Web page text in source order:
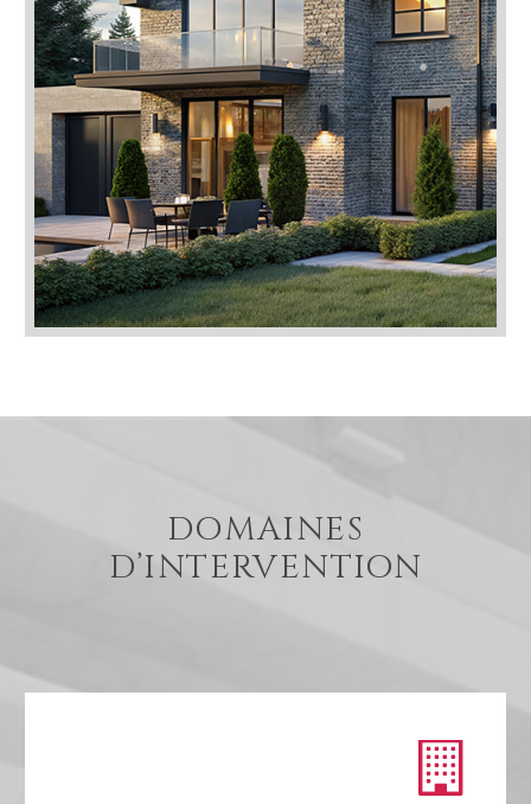
DOMAINES
D’INTERVENTION

